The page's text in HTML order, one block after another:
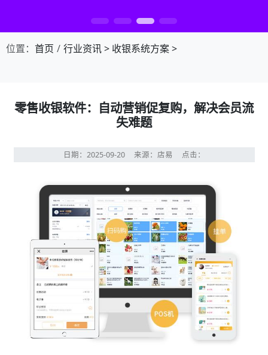
位置： 首页 行业资讯> 收银系统方案>
零售收银软件：自动营销促复购，解决会员流
失难题
日期：2025-09-20 来源：店易 点击：